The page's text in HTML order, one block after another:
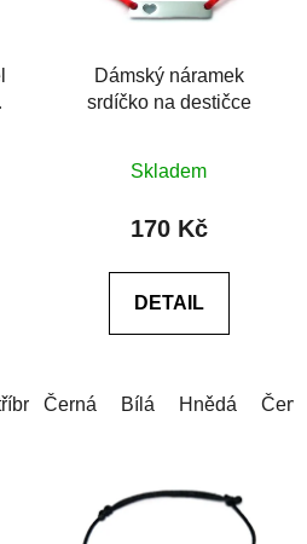
Dámský náramek
srdíčko na destičce
hodnocení
produktu
z
Skladem
170 Kč
DETAIL
Černá Bílá Hnědá